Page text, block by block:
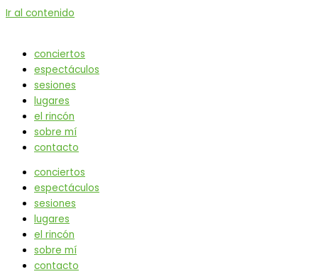
Ir al contenido
conciertos
espectáculos
sesiones
lugares
el rincón
sobre mí
contacto
conciertos
espectáculos
sesiones
lugares
el rincón
sobre mí
contacto